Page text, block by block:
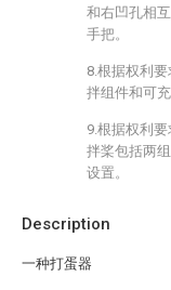
Description
一种打蛋器
和右凹孔相
手把。
8.根据权利
拌组件和可
9.根据权利
拌桨包括两
设置。